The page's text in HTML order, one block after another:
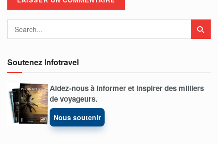
Soutenez Infotravel
Aidez-nous à informer et inspirer des milliers
de voyageurs.
Nous soutenir